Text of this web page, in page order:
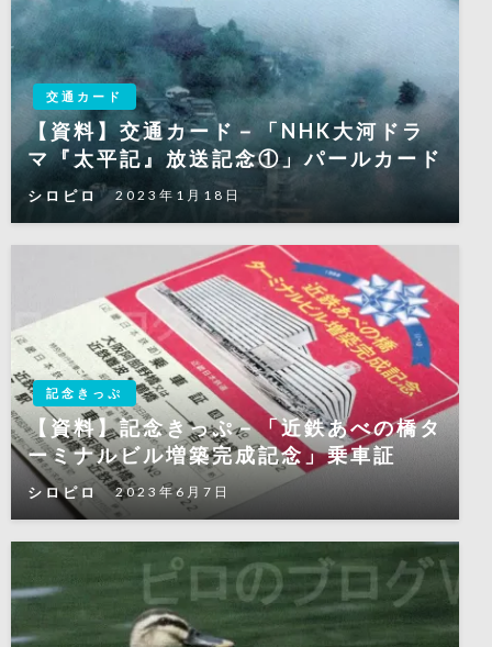
交通カード
【資料】交通カード－「NHK大河ドラ
マ『太平記』放送記念①」パールカード
シロピロ 2023年1月18日
記念きっぷ
【資料】記念きっぷ－「近鉄あべの橋タ
ーミナルビル増築完成記念」乗車証
シロピロ 2023年6月7日